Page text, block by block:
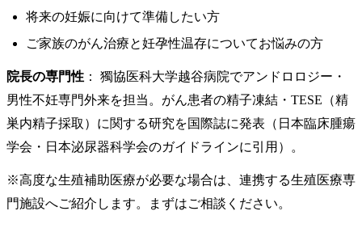
将来の妊娠に向けて準備したい方
ご家族のがん治療と妊孕性温存についてお悩みの方
院長の専門性 ： 獨協医科大学越谷病院でアンドロロジー・
男性不妊専門外来を担当。がん患者の精子凍結・TESE（精
巣内精子採取）に関する研究を国際誌に発表（日本臨床腫瘍
学会・日本泌尿器科学会のガイドラインに引用）。
※高度な生殖補助医療が必要な場合は、連携する生殖医療専
門施設へご紹介します。まずはご相談ください。